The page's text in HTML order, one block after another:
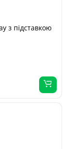
з підставкою